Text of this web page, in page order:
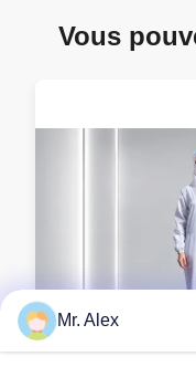
Vous
Mr. Alex